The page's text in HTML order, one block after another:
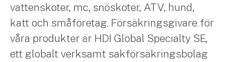
vattenskoter, mc, snöskoter, ATV, hund,
katt och småföretag. Försäkringsgivare för
våra produkter är HDI Global Specialty SE,
ett globalt verksamt sakförsäkringsbolag